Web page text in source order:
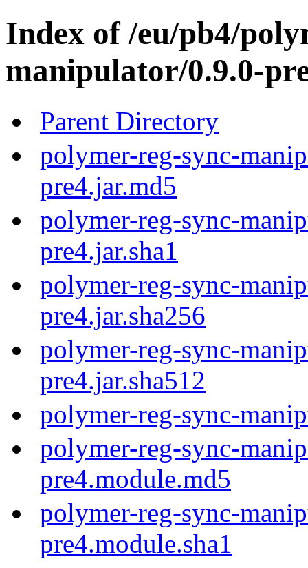
Index of /eu/pb4/
manipulator/0.9.0-
Parent Directory
polymer-reg-sync-
pre4.jar.md5
polymer-reg-sync-
pre4.jar.sha1
polymer-reg-sync-
pre4.jar.sha256
polymer-reg-sync-
pre4.jar.sha512
polymer-reg-sync-
polymer-reg-sync-
pre4.module.md5
polymer-reg-sync-
pre4.module.sha1